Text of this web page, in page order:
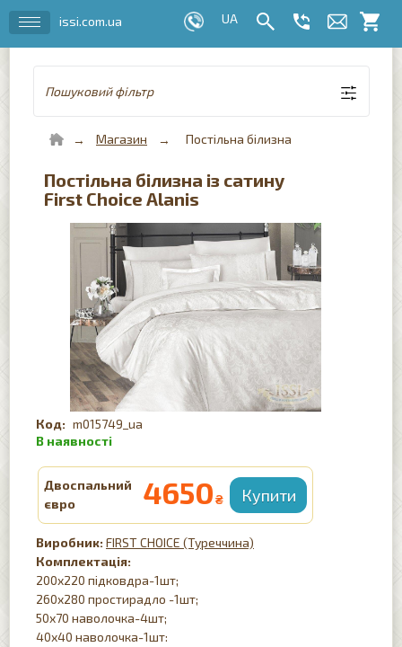
issi.com.ua
Пошуковий фільтр
Магазин Постільна білизна
Постільна білизна із сатину
First Choice Alanis
m015749_ua
Двоспальний
євро
4650₴
FIRST CHOICE (Туреччина)
Комплектація:
200х220 підковдра-1шт;
260х280 простирадло -1шт;
50х70 наволочка-4шт;
40х40 наволочка-1шт: